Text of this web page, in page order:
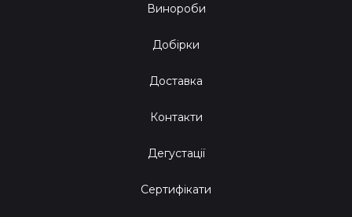
Винороби
Добірки
Доставка
Контакти
Дегустації
Сертифікати